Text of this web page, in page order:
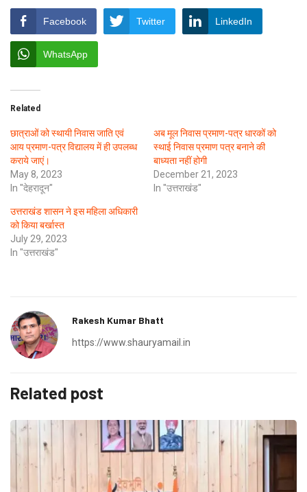
Facebook Twitter LinkedIn
WhatsApp
Related
छात्राओं को स्थायी निवास जाति एवं
आय प्रमाण-पत्र विद्यालय में ही उपलब्ध
कराये जाएं।
May 8, 2023
In "देहरादून"
अब मूल निवास प्रमाण-पत्र धारकों को
स्थाई निवास प्रमाण पत्र बनाने की
बाध्यता नहीं होगी
December 21, 2023
In "उत्तराखंड"
उत्तराखंड शासन ने इस महिला अधिकारी
को किया बर्खास्त
July 29, 2023
In "उत्तराखंड"
Rakesh Kumar Bhatt
https://www.shauryamail.in
Related post